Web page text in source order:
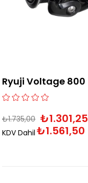
Ryuji Voltage 800
₺1.735,00 ₺1.301,25
KDV Dahil ₺1.561,50